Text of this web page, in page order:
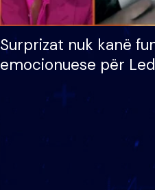
Surprizat nuk kanë
emocionuese për